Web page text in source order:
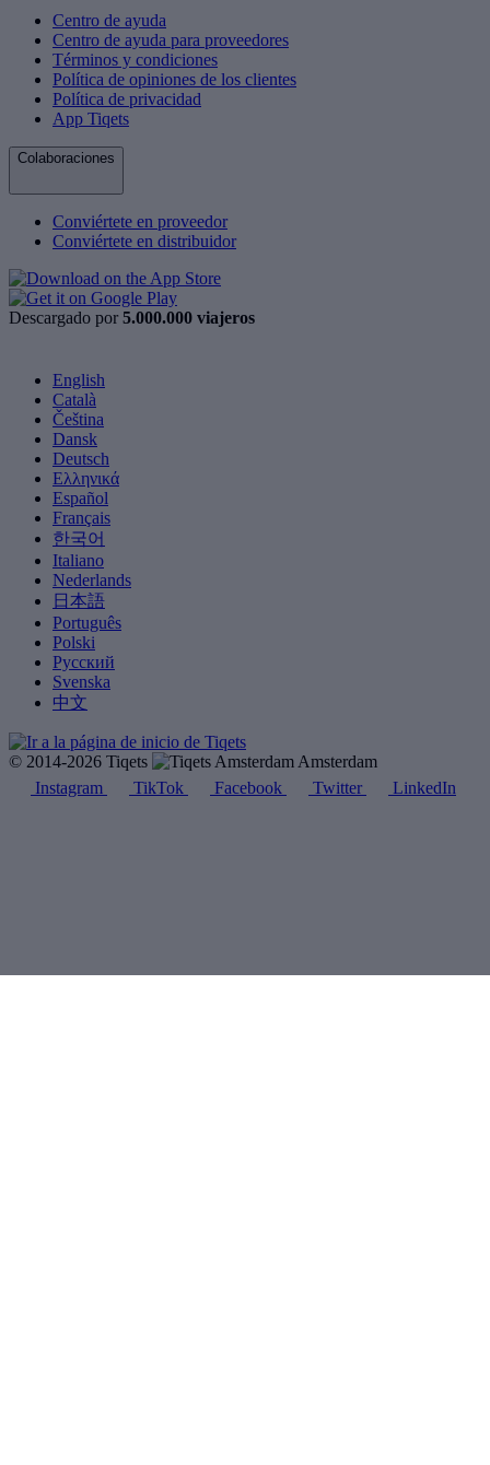
Centro de ayuda
Centro de ayuda para proveedores
Términos y condiciones
Política de opiniones de los clientes
Política de privacidad
App Tiqets
Colaboraciones
Conviértete en proveedor
Conviértete en distribuidor
Descargado por 5.000.000 viajeros
English
Català
Čeština
Dansk
Deutsch
Ελληνικά
Español
Français
한국어
Italiano
Nederlands
日本語
Português
Polski
Русский
Svenska
中文
© 2014-2026 Tiqets
Amsterdam
Instagram
TikTok Facebook Twitter LinkedIn